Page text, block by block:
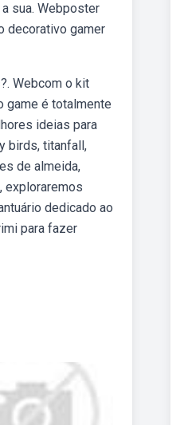
sua. Webposter
decorativo gamer
Webcom o kit
game é totalmente
ideias para
birds, titanfall,
de almeida,
exploraremos
dedicado ao
para fazer